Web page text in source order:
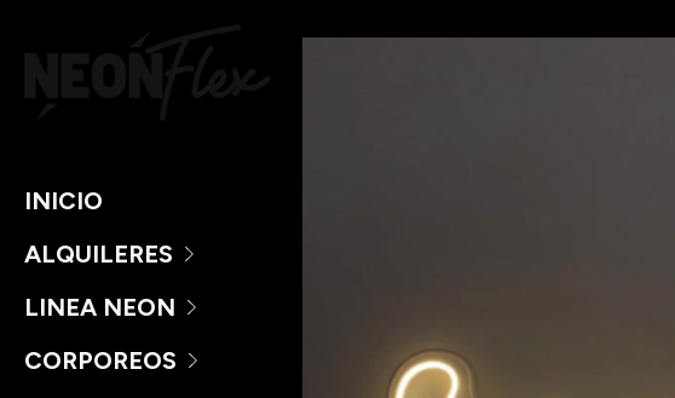
INICIO
ALQUILERES
LINEA NEON
CORPOREOS